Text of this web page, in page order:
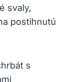
svaly,
postihnutú
s